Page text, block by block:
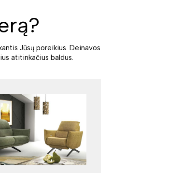
Jūsų poreikius. Deinavos
atitinkačius baldus.